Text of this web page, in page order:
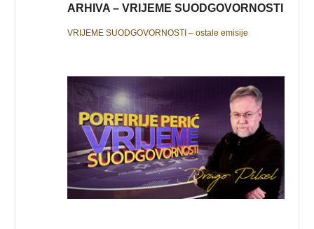
ARHIVA – VRIJEME SUODGOVORNOSTI
VRIJEME SUODGOVORNOSTI – ostale emisije